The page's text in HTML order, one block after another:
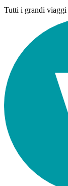
Tutti i grandi viaggi